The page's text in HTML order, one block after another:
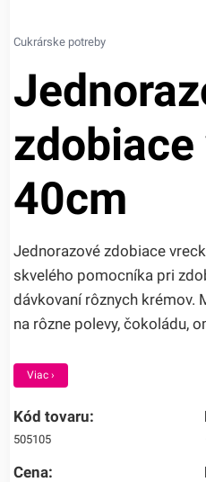
Cukrárske potreby
40cm
Jednorazové zdobiace
skvelého pomocníka pri
dávkovaní rôznych krémov.
na rôzne polevy, čokoládu,
Viac ›
Kód tovaru:
505105
Cena: